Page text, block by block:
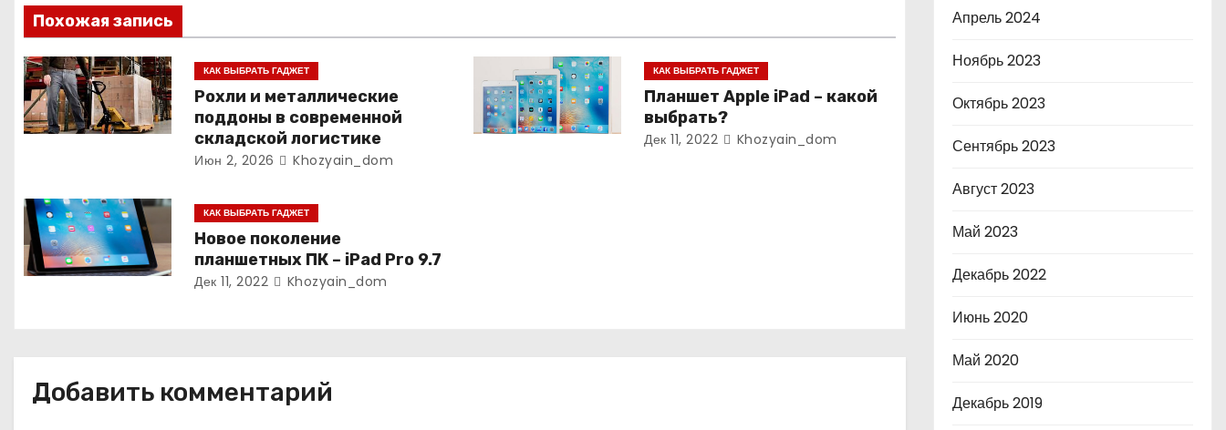
я
п
о
з
п
и
с
Похожая запись
КАК ВЫБРАТЬ ГАДЖЕТ
Рохли и металлические
поддоны в современной
складской логистике
Июн 2, 2026 Khozyain_dom
КАК ВЫБРАТЬ ГАДЖЕТ
Планшет Apple iPad – какой
выбрать?
Дек 11, 2022 Khozyain_dom
КАК ВЫБРАТЬ ГАДЖЕТ
Новое поколение
планшетных ПК – iPad Pro 9.7
Дек 11, 2022 Khozyain_dom
Добавить комментарий
Апрель 2024
Ноябрь 2023
Октябрь 2023
Сентябрь 2023
Август 2023
Май 2023
Декабрь 2022
Июнь 2020
Май 2020
Декабрь 2019